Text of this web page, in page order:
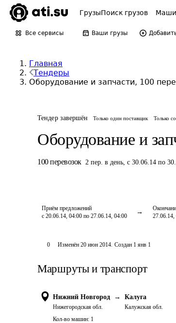
ГрузыПоиск грузов
Все сервисы Ваши грузы
Главная
Тендеры
Оборудование и запчасти, 100
Тендер завершён Только один поставщик Только
Оборудование и
100 перевозок 2 пер. в день, с 30.06.14 по
Приём предложений
с 20.06.14, 04:00 по 27.06.14, 04:00
27.06.14,
0 Изменён 20 июн 2014. Создан 1 янв 1
Маршруты и транспорт
Нижний Новгород →
Нижегородская обл.
Калуга
Калужская обл.
Кол-во машин: 1